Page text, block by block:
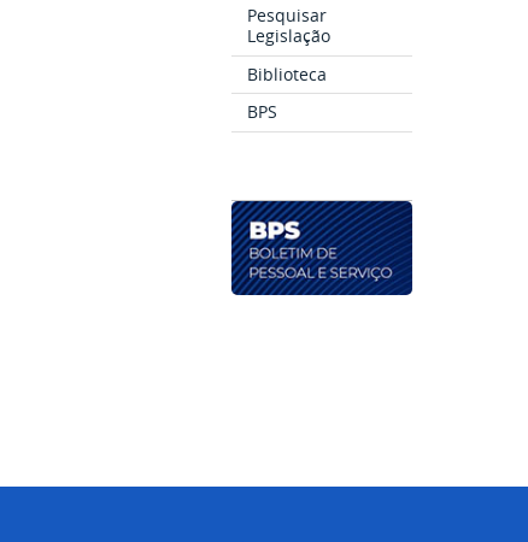
Pesquisar
Legislação
Biblioteca
BPS